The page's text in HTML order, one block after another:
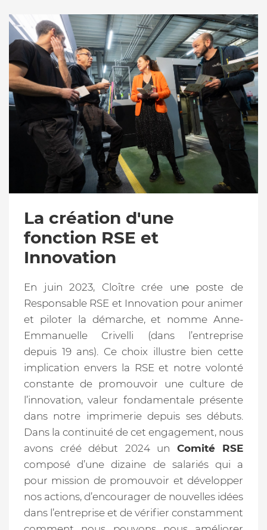
La création d'une
fonction RSE et
Innovation
En juin 2023, Cloître crée uneposte de
Responsable RSE et Innovation pour animer
et piloter la démarche, et nomme Anne-
Emmanuelle Crivelli (dans l’entreprise
depuis 19 ans). Ce choix illustre bien cette
implication envers la RSE et notre volonté
constante de promouvoir une culture de
l’innovation, valeur fondamentale présente
dans notre imprimerie depuis ses débuts.
Dans la continuité de cet engagement, nous
avons créé début 2024 un Comité RSE
composé d’une dizaine de salariés qui a
pour mission de promouvoir et développer
nos actions, d’encourager de nouvelles idées
dans l’entreprise et de vérifier constamment